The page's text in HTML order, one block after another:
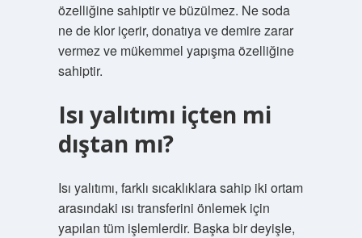
özelliğine sahiptir ve büzülmez. Ne soda
ne de klor içerir, donatıya ve demire zarar
vermez ve mükemmel yapışma özelliğine
sahiptir.
Isı yalıtımı içten mi
dıştan mı?
Isı yalıtımı, farklı sıcaklıklara sahip iki ortam
arasındaki ısı transferini önlemek için
yapılan tüm işlemlerdir. Başka bir deyişle,